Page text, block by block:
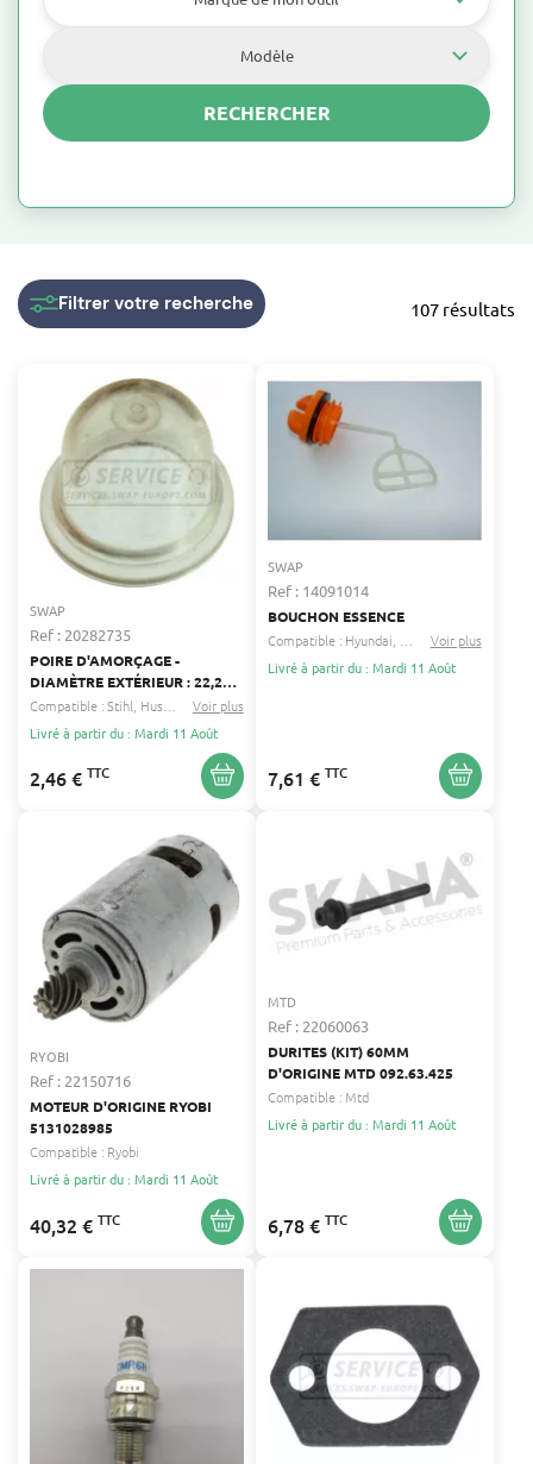
Pompe (kit)
Modèle
RECHERCHER
107 résultats
Filtrer votre recherche
SWAP
Ref : 20282735
POIRE D'AMORÇAGE -
DIAMÈTRE EXTÉRIEUR : 22,2
MM - COMPATIBLE ZAMA
Compatible :Stihl Husqvarna ...
Voir plus
Livré à partir du : Mardi 11 Août
2,46 € TTC
SWAP
Ref : 14091014
BOUCHON ESSENCE
Compatible : Hyundai Sanli ...
Voir plus
Livré à partir du : Mardi 11 Août
7,61 € TTC
RYOBI
Ref : 22150716
MOTEUR D'ORIGINE RYOBI
5131028985
Compatible : Ryobi
Livré à partir du : Mardi 11 Août
40,32 € TTC
MTD
Ref : 22060063
DURITES (KIT) 60MM
D'ORIGINE MTD 092.63.425
Compatible : Mtd
Livré à partir du : Mardi 11 Août
6,78 € TTC